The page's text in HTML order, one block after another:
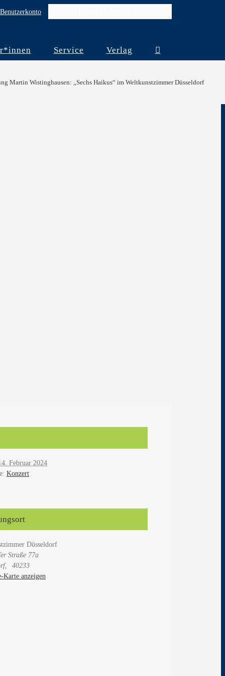
Service Verlag
Martin Wistinghausen: „Sechs Haikus“ im Weltkunstzimmer Düsseldorf
Februar 2024
Konzert
Düsseldorf
Straße 77a
,
40233
Karte anzeigen